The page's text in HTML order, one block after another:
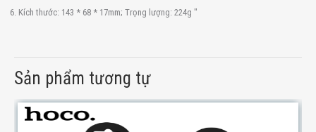
6. Kích thước: 143 * 68 * 17mm; Trọng lượng: 224g "
Sản phẩm tương tự